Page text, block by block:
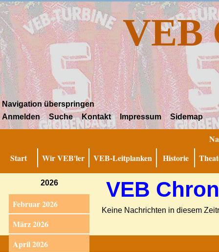
VEB
Navigation überspringen
Anmelden
Suche Kontakt Impressum Sidemap
Start
Wir VEB'ler VEB-Leitplanken Historie
2026
Februar 2026
März 2026
April 2026
VEB
Keine Nachrichten in diesem